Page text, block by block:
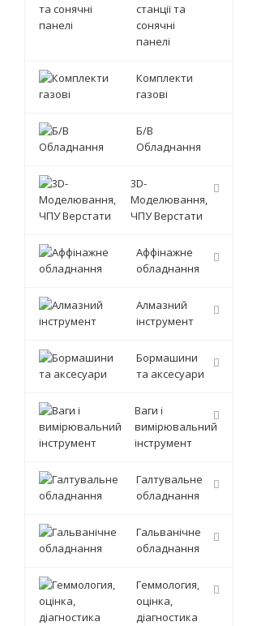
станції та
сонячні
панелі
Комплекти
газові
Б/В
Обладнання
3D-
Моделювання,
ЧПУ Верстати
Аффінажне
обладнання
Алмазний
інструмент
Бормашини
та аксесуари
Ваги і
вимірювальний
інструмент
Галтувальне
обладнання
Гальванічне
обладнання
Геммология,
оцінка,
діагностика